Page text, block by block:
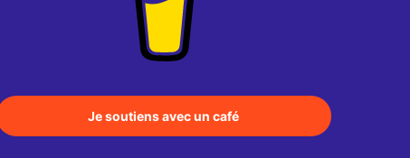
Je soutiens avec un café